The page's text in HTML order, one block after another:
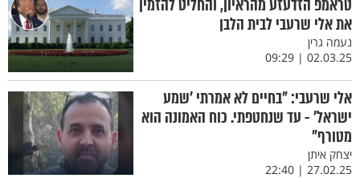
טראמפ הזדעזע מהראיון, והחליט להזמין
את אלי שרעבי לבית הלבן
נעמה גרין
02.03.25 | 09:29
אלי שרעבי: "בחיים לא אמרתי 'שמע
ישראל' - עד שנחטפתי. כוח האמונה הוא
מטורף"
יצחק איתן
27.02.25 | 22:40